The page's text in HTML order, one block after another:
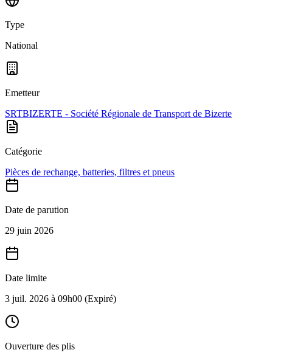
Type
National
Emetteur
SRTBIZERTE - Société Régionale de Transport de Bizerte
Catégorie
Pièces de rechange, batteries, filtres et pneus
Date de parution
29 juin 2026
Date limite
3 juil. 2026 à 09h00 (Expiré)
Ouverture des plis